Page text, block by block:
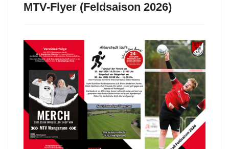
MTV-Flyer (Feldsaison 2026)